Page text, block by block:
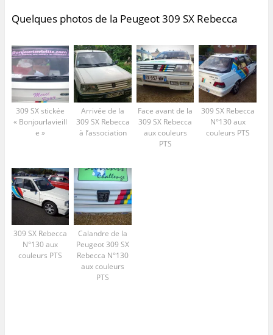
Quelques photos de la Peugeot 309 SX Rebecca
309 SX stickée
« Bonjourlavieill
e »
Arrivée de la
309 SX Rebecca
à l’association
Face avant de la
309 SX Rebecca
aux couleurs
PTS
309 SX Rebecca
N°130 aux
couleurs PTS
309 SX Rebecca
N°130 aux
couleurs PTS
Calandre de la
Peugeot 309 SX
Rebecca N°130
aux couleurs
PTS